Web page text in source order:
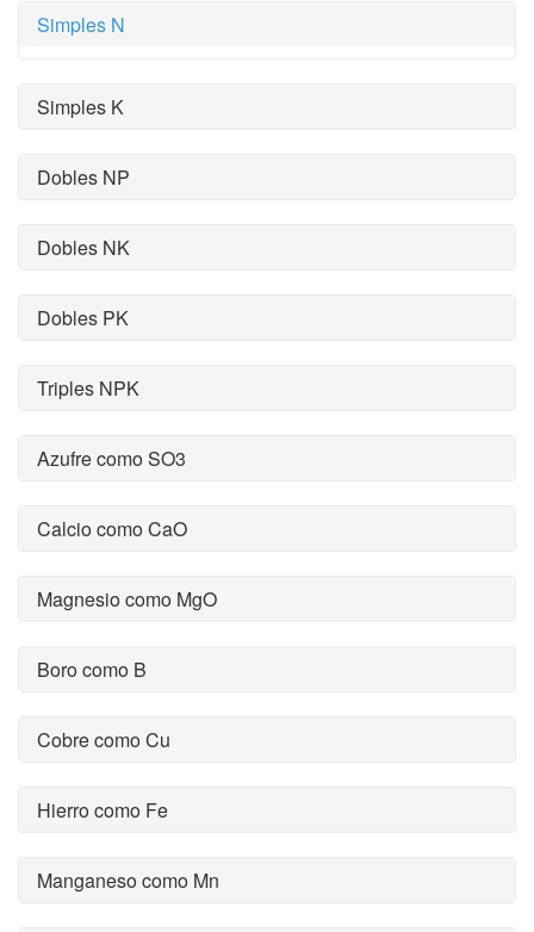
Simples N
Simples K
Dobles NP
Dobles NK
Dobles PK
Triples NPK
Azufre como SO3
Calcio como CaO
Magnesio como MgO
Boro como B
Cobre como Cu
Hierro como Fe
Manganeso como Mn